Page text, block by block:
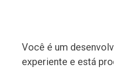
Você é um
experiente e está